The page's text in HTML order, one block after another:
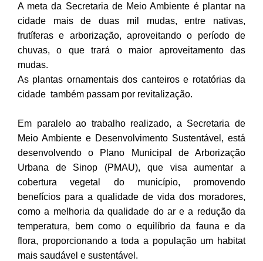
A meta da Secretaria de Meio Ambiente é plantar na
cidade mais de duas mil mudas, entre nativas,
frutíferas e arborização, aproveitando o período de
chuvas, o que trará o maior aproveitamento das
mudas.
As plantas ornamentais dos canteiros e rotatórias da
cidade também passam por revitalização.
Em paralelo ao trabalho realizado, a Secretaria de
Meio Ambiente e Desenvolvimento Sustentável, está
desenvolvendo o Plano Municipal de Arborização
Urbana de Sinop (PMAU), que visa aumentar a
cobertura vegetal do município, promovendo
benefícios para a qualidade de vida dos moradores,
como a melhoria da qualidade do ar e a redução da
temperatura, bem como o equilíbrio da fauna e da
flora, proporcionando a toda a população um habitat
mais saudável e sustentável.